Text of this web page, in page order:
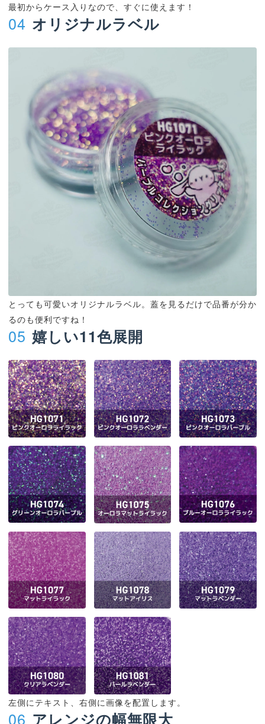
最初からケース入りなので、すぐに使えます！
04 オリジナルラベル
とっても可愛いオリジナルラベル。蓋を見るだけで品番が分か
るのも便利ですね！
05 嬉しい11色展開
左側にテキスト、右側に画像を配置します。
06 アレンジの幅無限大